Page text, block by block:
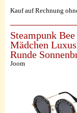
Kauf auf Rechnung
Steampunk
Mädchen
Runde
Joom